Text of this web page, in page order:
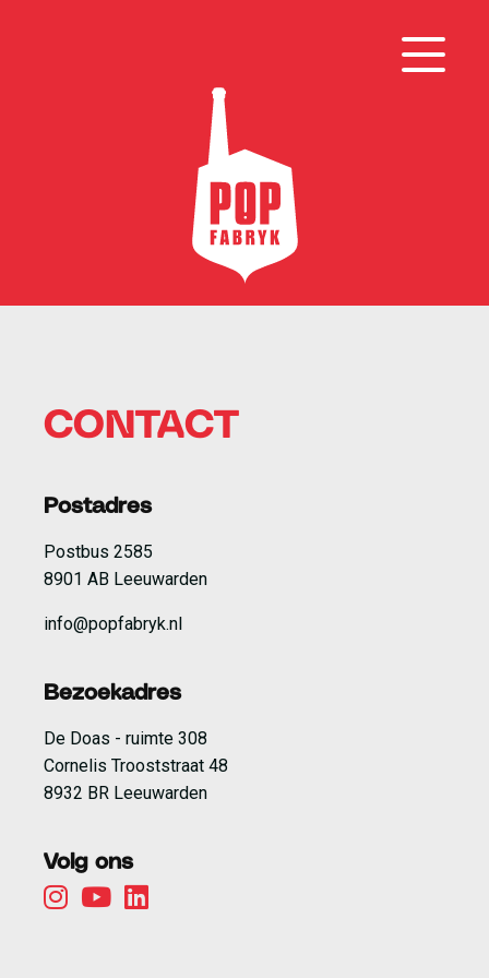
CONTACT
Postadres
Postbus 2585
8901 AB Leeuwarden
info@popfabryk.nl
Bezoekadres
De Doas - ruimte 308
Cornelis Trooststraat 48
8932 BR Leeuwarden
Volg ons